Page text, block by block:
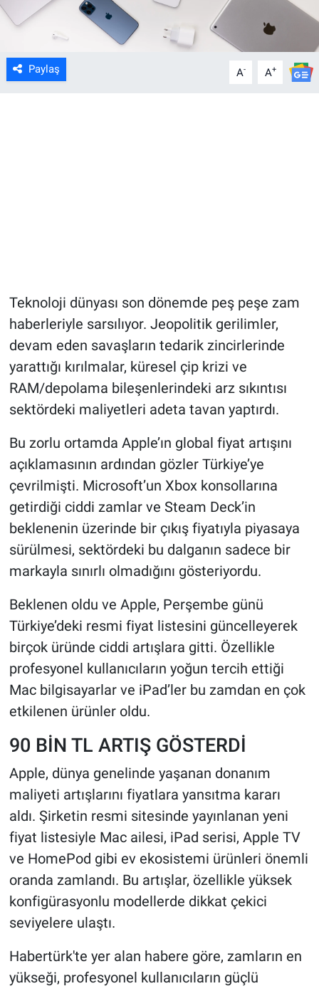
Paylaş A- A+
Teknoloji dünyası son dönemde peş peşe zam
haberleriyle sarsılıyor. Jeopolitik gerilimler,
devam eden savaşların tedarik zincirlerinde
yarattığı kırılmalar, küresel çip krizi ve
RAM/depolama bileşenlerindeki arz sıkıntısı
sektördeki maliyetleri adeta tavan yaptırdı.
Bu zorlu ortamda Apple’ın global fiyat artışını
açıklamasının ardından gözler Türkiye’ye
çevrilmişti. Microsoft’un Xbox konsollarına
getirdiği ciddi zamlar ve Steam Deck’in
beklenenin üzerinde bir çıkış fiyatıyla piyasaya
sürülmesi, sektördeki bu dalganın sadece bir
markayla sınırlı olmadığını gösteriyordu.
Beklenen oldu ve Apple, Perşembe günü
Türkiye’deki resmi fiyat listesini güncelleyerek
birçok üründe ciddi artışlara gitti. Özellikle
profesyonel kullanıcıların yoğun tercih ettiği
Mac bilgisayarlar ve iPad’ler bu zamdan en çok
etkilenen ürünler oldu.
90 BİN TL ARTIŞ GÖSTERDİ
Apple, dünya genelinde yaşanan donanım
maliyeti artışlarını fiyatlara yansıtma kararı
aldı. Şirketin resmi sitesinde yayınlanan yeni
fiyat listesiyle Mac ailesi, iPad serisi, Apple TV
ve HomePod gibi ev ekosistemi ürünleri önemli
oranda zamlandı. Bu artışlar, özellikle yüksek
konfigürasyonlu modellerde dikkat çekici
seviyelere ulaştı.
Habertürk'te yer alan habere göre, zamların en
yükseği, profesyonel kullanıcıların güçlü